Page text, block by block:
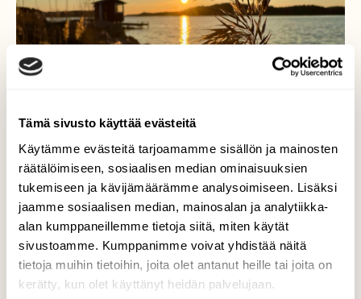
Tämä sivusto käyttää evästeitä
Käytämme evästeitä tarjoamamme sisällön ja mainosten
räätälöimiseen, sosiaalisen median ominaisuuksien
tukemiseen ja kävijämäärämme analysoimiseen. Lisäksi
jaamme sosiaalisen median, mainosalan ja analytiikka-
alan kumppaneillemme tietoja siitä, miten käytät
sivustoamme. Kumppanimme voivat yhdistää näitä
tietoja muihin tietoihin, joita olet antanut heille tai joita on
kerätty, kun olet käyttänyt heidän palvelujaan.
Auringonnousu
Auringonnousu. Satava, Hirvensalo 25.3.2025